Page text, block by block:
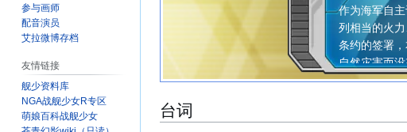
作为海军自
列相当的火
条约的签署
自然灾害而
台词
参与画师
配音演员
艾拉微博存档
友情链接
舰少资料库
NGA战舰少女R专区
萌娘百科战舰少女